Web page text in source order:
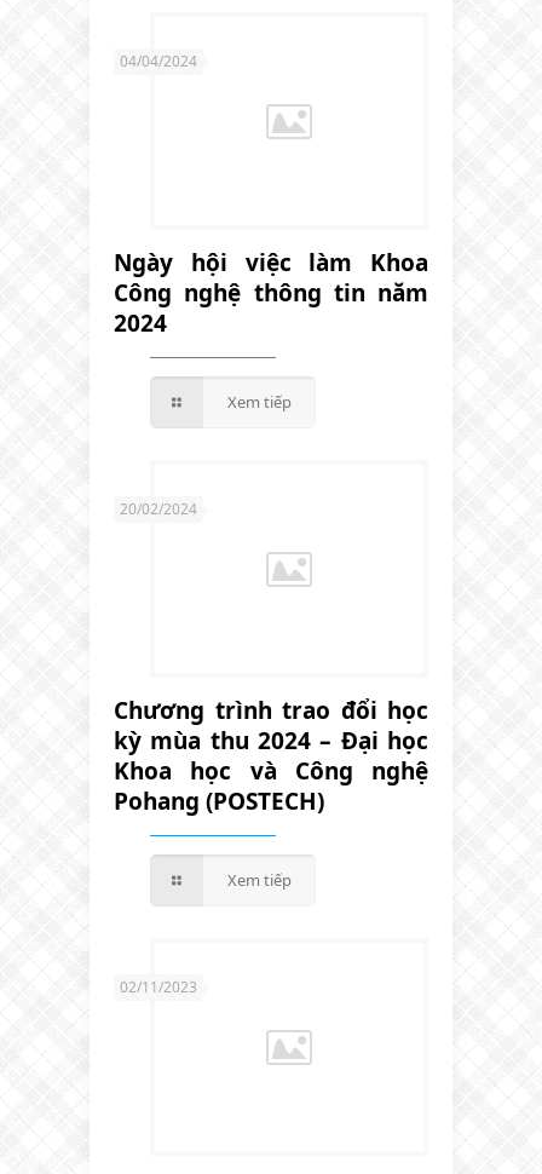
04/04/2024
Ngày hội việc làm Khoa
Công nghệ thông tin năm
2024
Xem tiếp
20/02/2024
Chương trình trao đổi học
kỳ mùa thu 2024 – Đại học
Khoa học và Công nghệ
Pohang (POSTECH)
Xem tiếp
02/11/2023